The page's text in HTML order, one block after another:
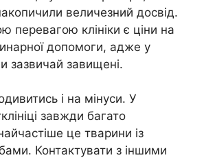
величезний досвід.
перевагою клініки є ціни на
допомоги, адже у
зазвичай завищені.
і на мінуси. У
завжди багато
найчастіше це тварини із
Контактувати з іншими